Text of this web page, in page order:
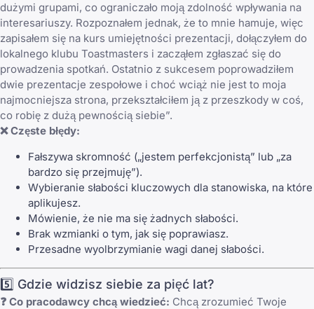
dużymi grupami, co ograniczało moją zdolność wpływania na
interesariuszy. Rozpoznałem jednak, że to mnie hamuje, więc
zapisałem się na kurs umiejętności prezentacji, dołączyłem do
lokalnego klubu Toastmasters i zacząłem zgłaszać się do
prowadzenia spotkań. Ostatnio z sukcesem poprowadziłem
dwie prezentacje zespołowe i choć wciąż nie jest to moja
najmocniejsza strona, przekształciłem ją z przeszkody w coś,
co robię z dużą pewnością siebie”.
❌ Częste błędy:
Fałszywa skromność („jestem perfekcjonistą” lub „za
bardzo się przejmuję”).
Wybieranie słabości kluczowych dla stanowiska, na które
aplikujesz.
Mówienie, że nie ma się żadnych słabości.
Brak wzmianki o tym, jak się poprawiasz.
Przesadne wyolbrzymianie wagi danej słabości.
5️⃣ Gdzie widzisz siebie za pięć lat?
❓ Co pracodawcy chcą wiedzieć: Chcą zrozumieć Twoje